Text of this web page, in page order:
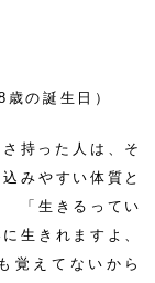
の誕生日）
持った人は、そ
みやすい体質と
「生きるってい
生きれますよ、
えてないから